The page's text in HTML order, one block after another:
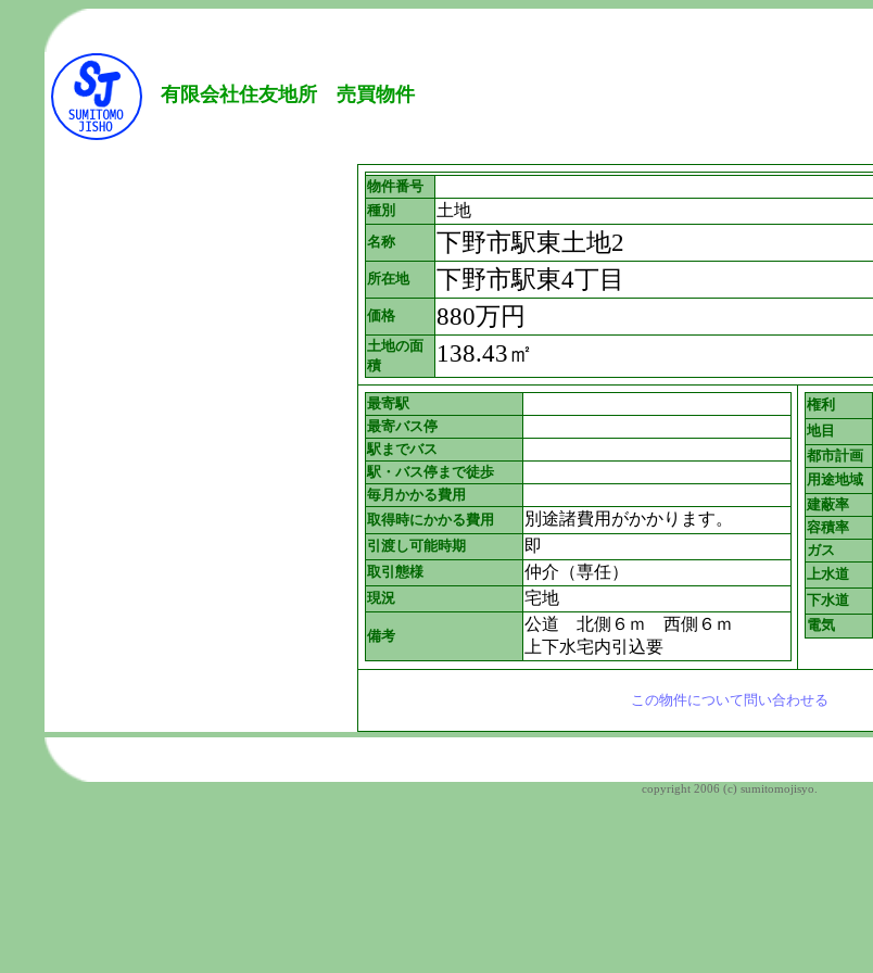
有限会社住友地所 売買物件
物件番号
種別
土地
名称 下野市駅東土地2
所在地 下野市駅東4丁目
価格 880万円
土地の面
積
138.43㎡
最寄駅
最寄バス停
駅までバス
駅・バス停まで徒歩
毎月かかる費用
取得時にかかる費用
別途諸費用がかかります。
引渡し可能時期 即
取引態様 仲介（専任）
現況 宅地
備考
公道 北側６ｍ 西側６ｍ
上下水宅内引込要
権利
地目
都市計画
用途地域
建蔽率
容積率
ガス
上水道
下水道
電気
この物件について問い合わせる
copyright 2006 (c) sumitomojisyo.